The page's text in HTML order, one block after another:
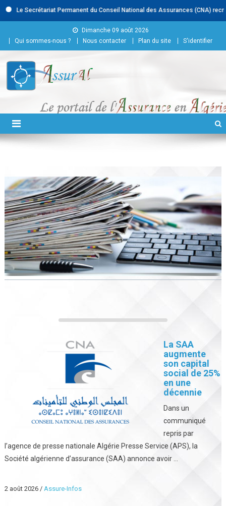
Secrétariat Permanent du Conseil National des Assurances (CNA) recrute : -
Dimanche 09 août 2026
Qui sommes-nous ?
Nous contacter Plan du site S'identifier
Conseil National des
La SAA
augmente
son capital
social de 25%
en une
décennie
Dans un
communiqué
repris par
l’agence de presse nationale Algérie Presse Service (APS), la
Société algérienne d’assurance (SAA) annonce avoir ...
2 août 2026/ Assure-Infos